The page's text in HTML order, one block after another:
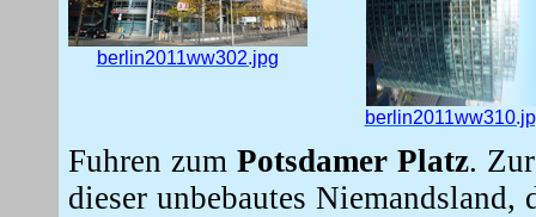
berlin2011ww302.jpg
Fuhren zum Potsdamer Platz.
dieser unbebautes